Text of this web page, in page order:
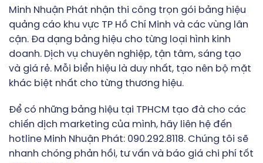
Minh Nhuận Phát nhận thi công trọn gói bảng hiệu
quảng cáo khu vực TP Hồ Chí Minh và các vùng lân
cận. Đa dạng bảng hiệu cho từng loại hình kinh
doanh. Dịch vụ chuyên nghiệp, tận tâm, sáng tạo
và giá rẻ. Mỗi biển hiệu là duy nhất, tạo nên bộ mặt
khác biệt nhất cho từng thương hiệu.
Để có những bảng hiệu tại TPHCM tạo đà cho các
chiến dịch marketing của mình, hãy liên hệ đến
hotline Minh Nhuận Phát: 090.292.8118. Chúng tôi sẽ
nhanh chóng phản hồi, tư vấn và báo giá chi phí tốt